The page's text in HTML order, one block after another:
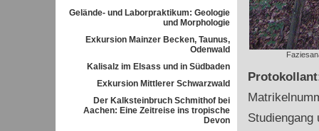
Gelände- und Laborpraktikum: Geologie
und Morphologie
Exkursion Mainzer Becken, Taunus,
Odenwald
Kalisalz im Elsass und in Südbaden
Exkursion Mittlerer Schwarzwald
Der Kalksteinbruch Schmithof bei
Aachen: Eine Zeitreise ins tropische
Devon